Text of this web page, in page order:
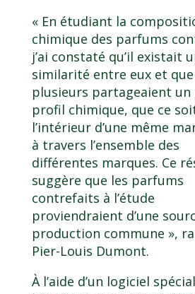
« En étudiant la
chimique des parfums
j’ai constaté qu’il existait
similarité entre eux et que
plusieurs partageaient un
profil chimique, que ce
l’intérieur d’une même
à travers l’ensemble des
différentes marques. Ce
suggère que les parfums
contrefaits à l’étude
proviendraient d’une
production commune »,
Pier-Louis Dumont.
À l’aide d’un logiciel